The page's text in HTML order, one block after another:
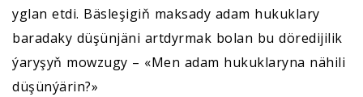
yglan etdi. Bäsleşigiň maksady adam hukuklary
baradaky düşünjäni artdyrmak bolan bu döredijilik
ýaryşyň mowzugy – «Men adam hukuklaryna nähili
düşünýärin?»